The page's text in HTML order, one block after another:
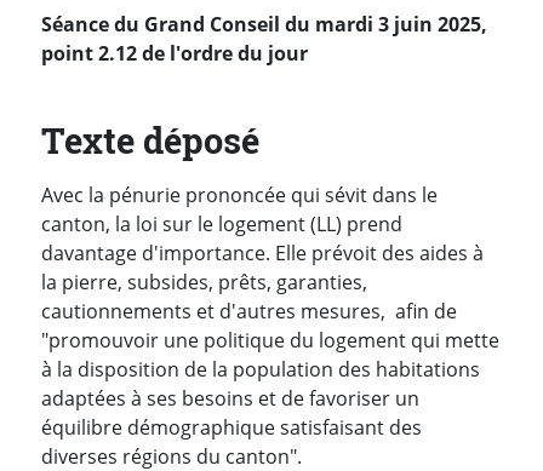
Séance du Grand Conseil du mardi 3 juin 2025,
point 2.12 de l'ordre du jour
Texte déposé
Avec la pénurie prononcée qui sévit dans le
canton, la loi sur le logement (LL) prend
davantage d'importance. Elle prévoit des aides à
la pierre, subsides, prêts, garanties,
cautionnements et d'autres mesures, afin de
"promouvoir une politique du logement qui mette
à la disposition de la population des habitations
adaptées à ses besoins et de favoriser un
équilibre démographique satisfaisant des
diverses régions du canton".